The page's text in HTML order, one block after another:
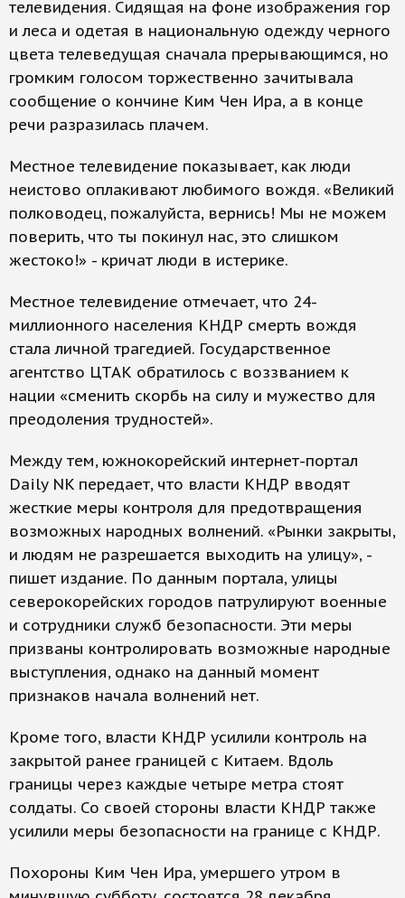
телевидения. Сидящая на фоне изображения гор
и леса и одетая в национальную одежду черного
цвета телеведущая сначала прерывающимся, но
громким голосом торжественно зачитывала
сообщение о кончине Ким Чен Ира, а в конце
речи разразилась плачем.
Местное телевидение показывает, как люди
неистово оплакивают любимого вождя. «Великий
полководец, пожалуйста, вернись! Мы не можем
поверить, что ты покинул нас, это слишком
жестоко!» - кричат люди в истерике.
Местное телевидение отмечает, что 24-
миллионного населения КНДР смерть вождя
стала личной трагедией. Государственное
агентство ЦТАК обратилось с воззванием к
нации «сменить скорбь на силу и мужество для
преодоления трудностей».
Между тем, южнокорейский интернет-портал
Daily NK передает, что власти КНДР вводят
жесткие меры контроля для предотвращения
возможных народных волнений. «Рынки закрыты,
и людям не разрешается выходить на улицу», -
пишет издание. По данным портала, улицы
северокорейских городов патрулируют военные
и сотрудники служб безопасности. Эти меры
призваны контролировать возможные народные
выступления, однако на данный момент
признаков начала волнений нет.
Кроме того, власти КНДР усилили контроль на
закрытой ранее границей с Китаем. Вдоль
границы через каждые четыре метра стоят
солдаты. Со своей стороны власти КНДР также
усилили меры безопасности на границе с КНДР.
Похороны Ким Чен Ира, умершего утром в